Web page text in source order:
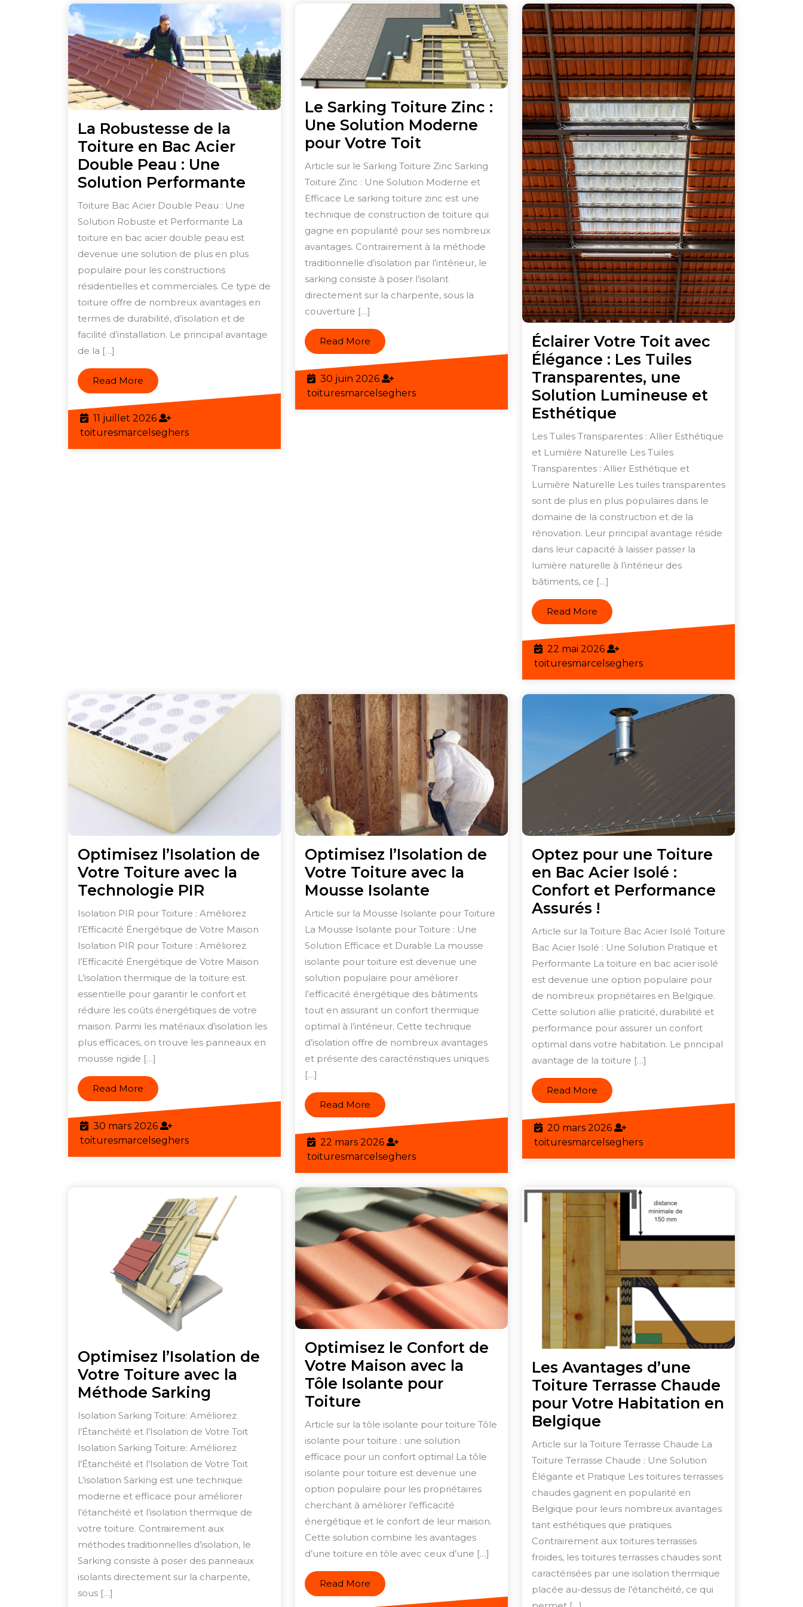
La Robustesse de la
Toiture en Bac Acier
Double Peau : Une
Solution Performante
Robustesse
Toiture
Bac
Acier
Peau
Solution
Performante
Toiture Bac Acier Double Peau : Une
Solution Robuste et Performante La
toiture en bac acier double peau est
devenue une solution de plus en plus
populaire pour les constructions
résidentielles et commerciales. Ce type de
toiture offre de nombreux avantages en
termes de durabilité, d’isolation et de
facilité d’installation. Le principal avantage
de la […]
Read More Read
More
11 juillet 202611
juillet
2026
toituresmarcelsegherstoituresmarcelseghers
Le Sarking Toiture Zinc :
Une Solution Moderne
pour Votre ToitLe
Sarking
Toiture
Zinc
:
Une
Solution
Moderne
pour
Votre
Article sur le Sarking Toiture Zinc Sarking
Toiture Zinc : Une Solution Moderne et
Efficace Le sarking toiture zinc est une
technique de construction de toiture qui
gagne en popularité pour ses nombreux
avantages. Contrairement à la méthode
traditionnelle d’isolation par l’intérieur, le
sarking consiste à poser l’isolant
directement sur la charpente, sous la
couverture […]
Read More Read
More
30 juin 202630
juin
2026
toituresmarcelsegherstoituresmarcelseghers
Éclairer Votre Toit avec
Élégance : Les Tuiles
Transparentes, une
Solution Lumineuse et
Esthétique
Votre
Toit
avec
Élégance
:
Les
Tuiles
Transparentes,
une
et
Esthétique
Les Tuiles Transparentes : Allier Esthétique
et Lumière Naturelle Les Tuiles
Transparentes : Allier Esthétique et
Lumière Naturelle Les tuiles transparentes
sont de plus en plus populaires dans le
domaine de la construction et de la
rénovation. Leur principal avantage réside
dans leur capacité à laisser passer la
lumière naturelle à l’intérieur des
bâtiments, ce […]
Read More Read
More
22 mai 202622
mai
2026
toituresmarcelsegherstoituresmarcelseghers
Optimisez l’Isolation de
Votre Toiture avec la
Technologie PIR
l’Isolation
de
Votre
Toiture
avec
la
Technologie
PIR
Isolation PIR pour Toiture : Améliorez
l’Efficacité Énergétique de Votre Maison
Isolation PIR pour Toiture : Améliorez
l’Efficacité Énergétique de Votre Maison
L’isolation thermique de la toiture est
essentielle pour garantir le confort et
réduire les coûts énergétiques de votre
maison. Parmi les matériaux d’isolation les
plus efficaces, on trouve les panneaux en
mousse rigide […]
Read More Read
More
30 mars 202630
mars
2026
toituresmarcelsegherstoituresmarcelseghers
Optimisez l’Isolation de
Votre Toiture avec la
Mousse Isolante
l’Isolation
de
Votre
Toiture
avec
la
Mousse
Isolante
Article sur la Mousse Isolante pour Toiture
La Mousse Isolante pour Toiture : Une
Solution Efficace et Durable La mousse
isolante pour toiture est devenue une
solution populaire pour améliorer
l’efficacité énergétique des bâtiments
tout en assurant un confort thermique
optimal à l’intérieur. Cette technique
d’isolation offre de nombreux avantages
et présente des caractéristiques uniques
[…]
Read More Read
More
22 mars 202622
mars
2026
toituresmarcelsegherstoituresmarcelseghers
Optez pour une Toiture
en Bac Acier Isolé :
Confort et Performance
Assurés !
pour
une
Toiture
en
Bac
Acier
Isolé
:
Confort
et
Performance
Assurés
!
Article sur la Toiture Bac Acier Isolé Toiture
Bac Acier Isolé : Une Solution Pratique et
Performante La toiture en bac acier isolé
est devenue une option populaire pour
de nombreux propriétaires en Belgique.
Cette solution allie praticité, durabilité et
performance pour assurer un confort
optimal dans votre habitation. Le principal
avantage de la toiture […]
Read More Read
More
20 mars 202620
mars
2026
toituresmarcelsegherstoituresmarcelseghers
Optimisez l’Isolation de
Votre Toiture avec la
Méthode Sarking
l’Isolation
de
Votre
Toiture
avec
la
Méthode
Sarking
Isolation Sarking Toiture: Améliorez
l’Étanchéité et l’Isolation de Votre Toit
Isolation Sarking Toiture: Améliorez
l’Étanchéité et l’Isolation de Votre Toit
L’isolation Sarking est une technique
moderne et efficace pour améliorer
l’étanchéité et l’isolation thermique de
votre toiture. Contrairement aux
méthodes traditionnelles d’isolation, le
Sarking consiste à poser des panneaux
isolants directement sur la charpente,
sous […]
Optimisez le Confort de
Votre Maison avec la
Tôle Isolante pour
Toiture
le
Confort
de
Votre
Maison
avec
la
Tôle
Isolante
pour
Toiture
Article sur la tôle isolante pour toiture Tôle
isolante pour toiture : une solution
efficace pour un confort optimal La tôle
isolante pour toiture est devenue une
option populaire pour les propriétaires
cherchant à améliorer l’efficacité
énergétique et le confort de leur maison.
Cette solution combine les avantages
d’une toiture en tôle avec ceux d’une […]
Read More Read
More
Les Avantages d’une
Toiture Terrasse Chaude
pour Votre Habitation en
Belgique
Avantages
d’une
Toiture
Terrasse
Chaude
pour
Votre
Habitation
en
Article sur la Toiture Terrasse Chaude La
Toiture Terrasse Chaude : Une Solution
Élégante et Pratique Les toitures terrasses
chaudes gagnent en popularité en
Belgique pour leurs nombreux avantages
tant esthétiques que pratiques.
Contrairement aux toitures terrasses
froides, les toitures terrasses chaudes sont
caractérisées par une isolation thermique
placée au-dessus de l’étanchéité, ce qui